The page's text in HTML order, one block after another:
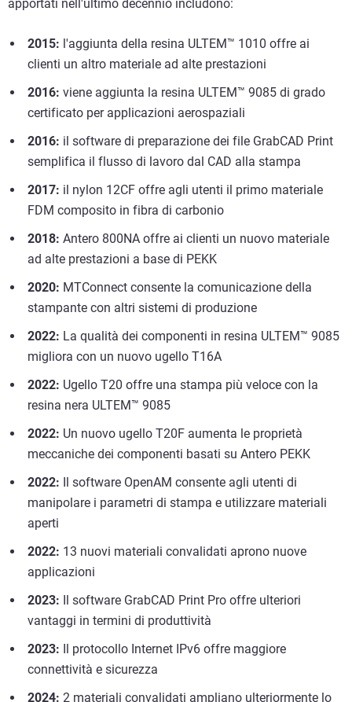
apportati nell'ultimo decennio includono:
2015: l'aggiunta della resina ULTEM™ 1010 offre ai
clienti un altro materiale ad alte prestazioni
2016: viene aggiunta la resina ULTEM™ 9085 di grado
certificato per applicazioni aerospaziali
2016: il software di preparazione dei file GrabCAD Print
semplifica il flusso di lavoro dal CAD alla stampa
2017: il nylon 12CF offre agli utenti il primo materiale
FDM composito in fibra di carbonio
2018: Antero 800NA offre ai clienti un nuovo materiale
ad alte prestazioni a base di PEKK
2020: MTConnect consente la comunicazione della
stampante con altri sistemi di produzione
2022: La qualità dei componenti in resina ULTEM™ 9085
migliora con un nuovo ugello T16A
2022: Ugello T20 offre una stampa più veloce con la
resina nera ULTEM™ 9085
2022: Un nuovo ugello T20F aumenta le proprietà
meccaniche dei componenti basati su Antero PEKK
2022: Il software OpenAM consente agli utenti di
manipolare i parametri di stampa e utilizzare materiali
aperti
2022: 13 nuovi materiali convalidati aprono nuove
applicazioni
2023: Il software GrabCAD Print Pro offre ulteriori
vantaggi in termini di produttività
2023: Il protocollo Internet IPv6 offre maggiore
connettività e sicurezza
2024: 2 materiali convalidati ampliano ulteriormente lo